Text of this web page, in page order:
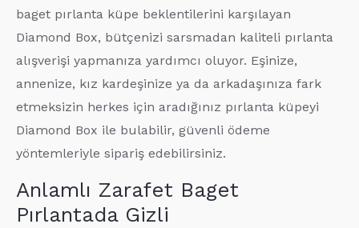
baget pırlanta küpe beklentilerini karşılayan
Diamond Box, bütçenizi sarsmadan kaliteli pırlanta
alışverişi yapmanıza yardımcı oluyor. Eşinize,
annenize, kız kardeşinize ya da arkadaşınıza fark
etmeksizin herkes için aradığınız pırlanta küpeyi
Diamond Box ile bulabilir, güvenli ödeme
yöntemleriyle sipariş edebilirsiniz.
Anlamlı Zarafet Baget
Pırlantada Gizli